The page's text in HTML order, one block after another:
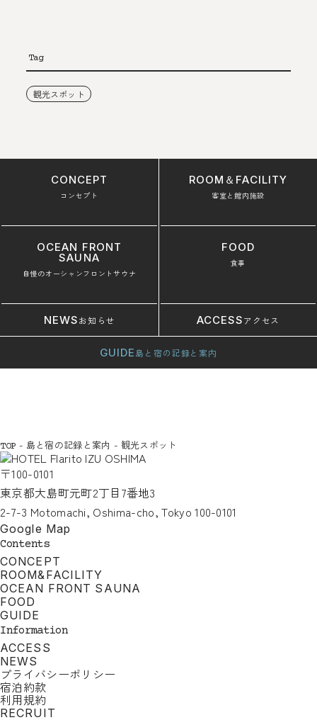
Tag
観光スポット
CONCEPT
コンセプト
ROOM＆FACILITY
客室と館内施設
OCEAN FRONT
SAUNA
自慢のオーシャンフロントサウナ
FOOD
食事
GUIDE島と宿の記録と案内
ACCESSアクセス
NEWSお知らせ
TOP - 島と宿の記録と案内 - 観光スポット
〒100-0101
東京都大島町元町2丁目7番地3
2-7-3 Motomachi, Oshima-cho, Tokyo 100-0101
Google Map
Contents
CONCEPT
ROOM&FACILITY
OCEAN FRONT SAUNA
FOOD
GUIDE
Information
ACCESS
NEWS
プライバシーポリシー
宿泊約款
利用規約
RECRUIT